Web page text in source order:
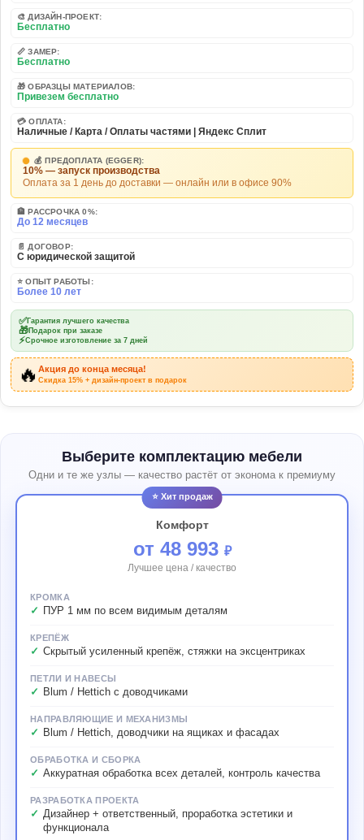
🎨 ДИЗАЙН-ПРОЕКТ:
Бесплатно
📏 ЗАМЕР:
Бесплатно
🎁 ОБРАЗЦЫ МАТЕРИАЛОВ:
Привезем бесплатно
💳 ОПЛАТА:
Наличные / Карта / Оплаты частями | Яндекс Сплит
💰 ПРЕДОПЛАТА (EGGER):
10% — запуск производства
Оплата за 1 день до доставки — онлайн или в офисе 90%
🏦 РАССРОЧКА 0%:
До 12 месяцев
📄 ДОГОВОР:
С юридической защитой
⭐ ОПЫТ РАБОТЫ:
Более 10 лет
✅Гарантия лучшего качества
🎁 Подарок при заказе
⚡Срочное изготовление за 7 дней
🔥Акция до конца месяца!
Скидка 15% + дизайн-проект в подарок
Выберите комплектацию мебели
Одни и те же узлы — качество растёт от эконома к премиуму
⭐ Хит продаж
Комфорт
от 48 993 ₽
Лучшее цена / качество
КРОМКА
ПУР 1 мм по всем видимым деталям
КРЕПЁЖ
Скрытый усиленный крепёж, стяжки на эксцентриках
ПЕТЛИ И НАВЕСЫ
Blum / Hettich с доводчиками
НАПРАВЛЯЮЩИЕ И МЕХАНИЗМЫ
Blum / Hettich, доводчики на ящиках и фасадах
ОБРАБОТКА И СБОРКА
Аккуратная обработка всех деталей, контроль качества
РАЗРАБОТКА ПРОЕКТА
Дизайнер + ответственный, проработка эстетики и
функционала